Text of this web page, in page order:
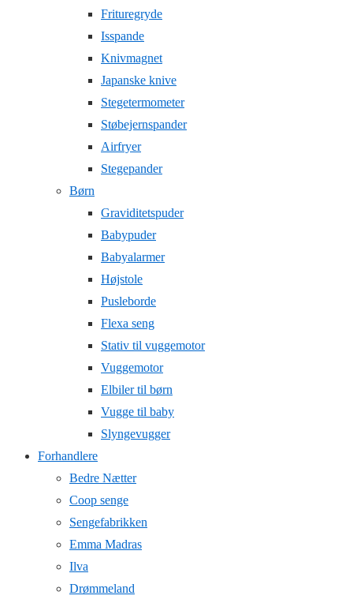
Frituregryde
Isspande
Knivmagnet
Japanske knive
Stegetermometer
Støbejernspander
Airfryer
Stegepander
Børn
Graviditetspuder
Babypuder
Babyalarmer
Højstole
Pusleborde
Flexa seng
Stativ til vuggemotor
Vuggemotor
Elbiler til børn
Vugge til baby
Slyngevugger
Forhandlere
Bedre Nætter
Coop senge
Sengefabrikken
Emma Madras
Ilva
Drømmeland